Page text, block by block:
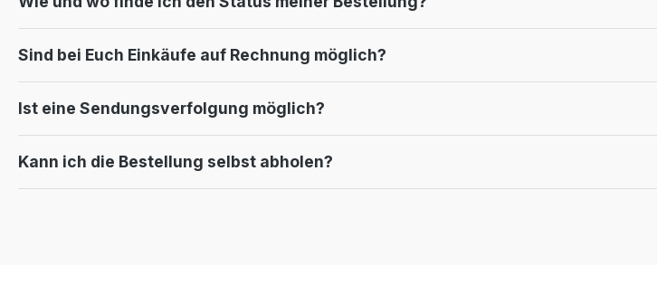
Sind bei Euch Einkäufe auf Rechnung möglich?
Ist eine Sendungsverfolgung möglich?
Kann ich die Bestellung selbst abholen?